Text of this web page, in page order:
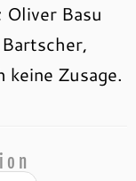
Basu
keine Zusage.